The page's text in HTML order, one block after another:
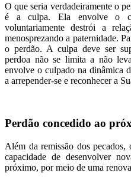
O que seria verdadeiramente o
é a culpa. Ela envolve o
voluntariamente destrói a
menosprezando a paternidade.
o perdão. A culpa deve ser
perdoa não se limita a não
envolve o culpado na dinâmica
a arrepender-se e reconhecer a
Perdão concedido ao
Além da remissão dos
capacidade de desenvolver
próximo, por meio de uma